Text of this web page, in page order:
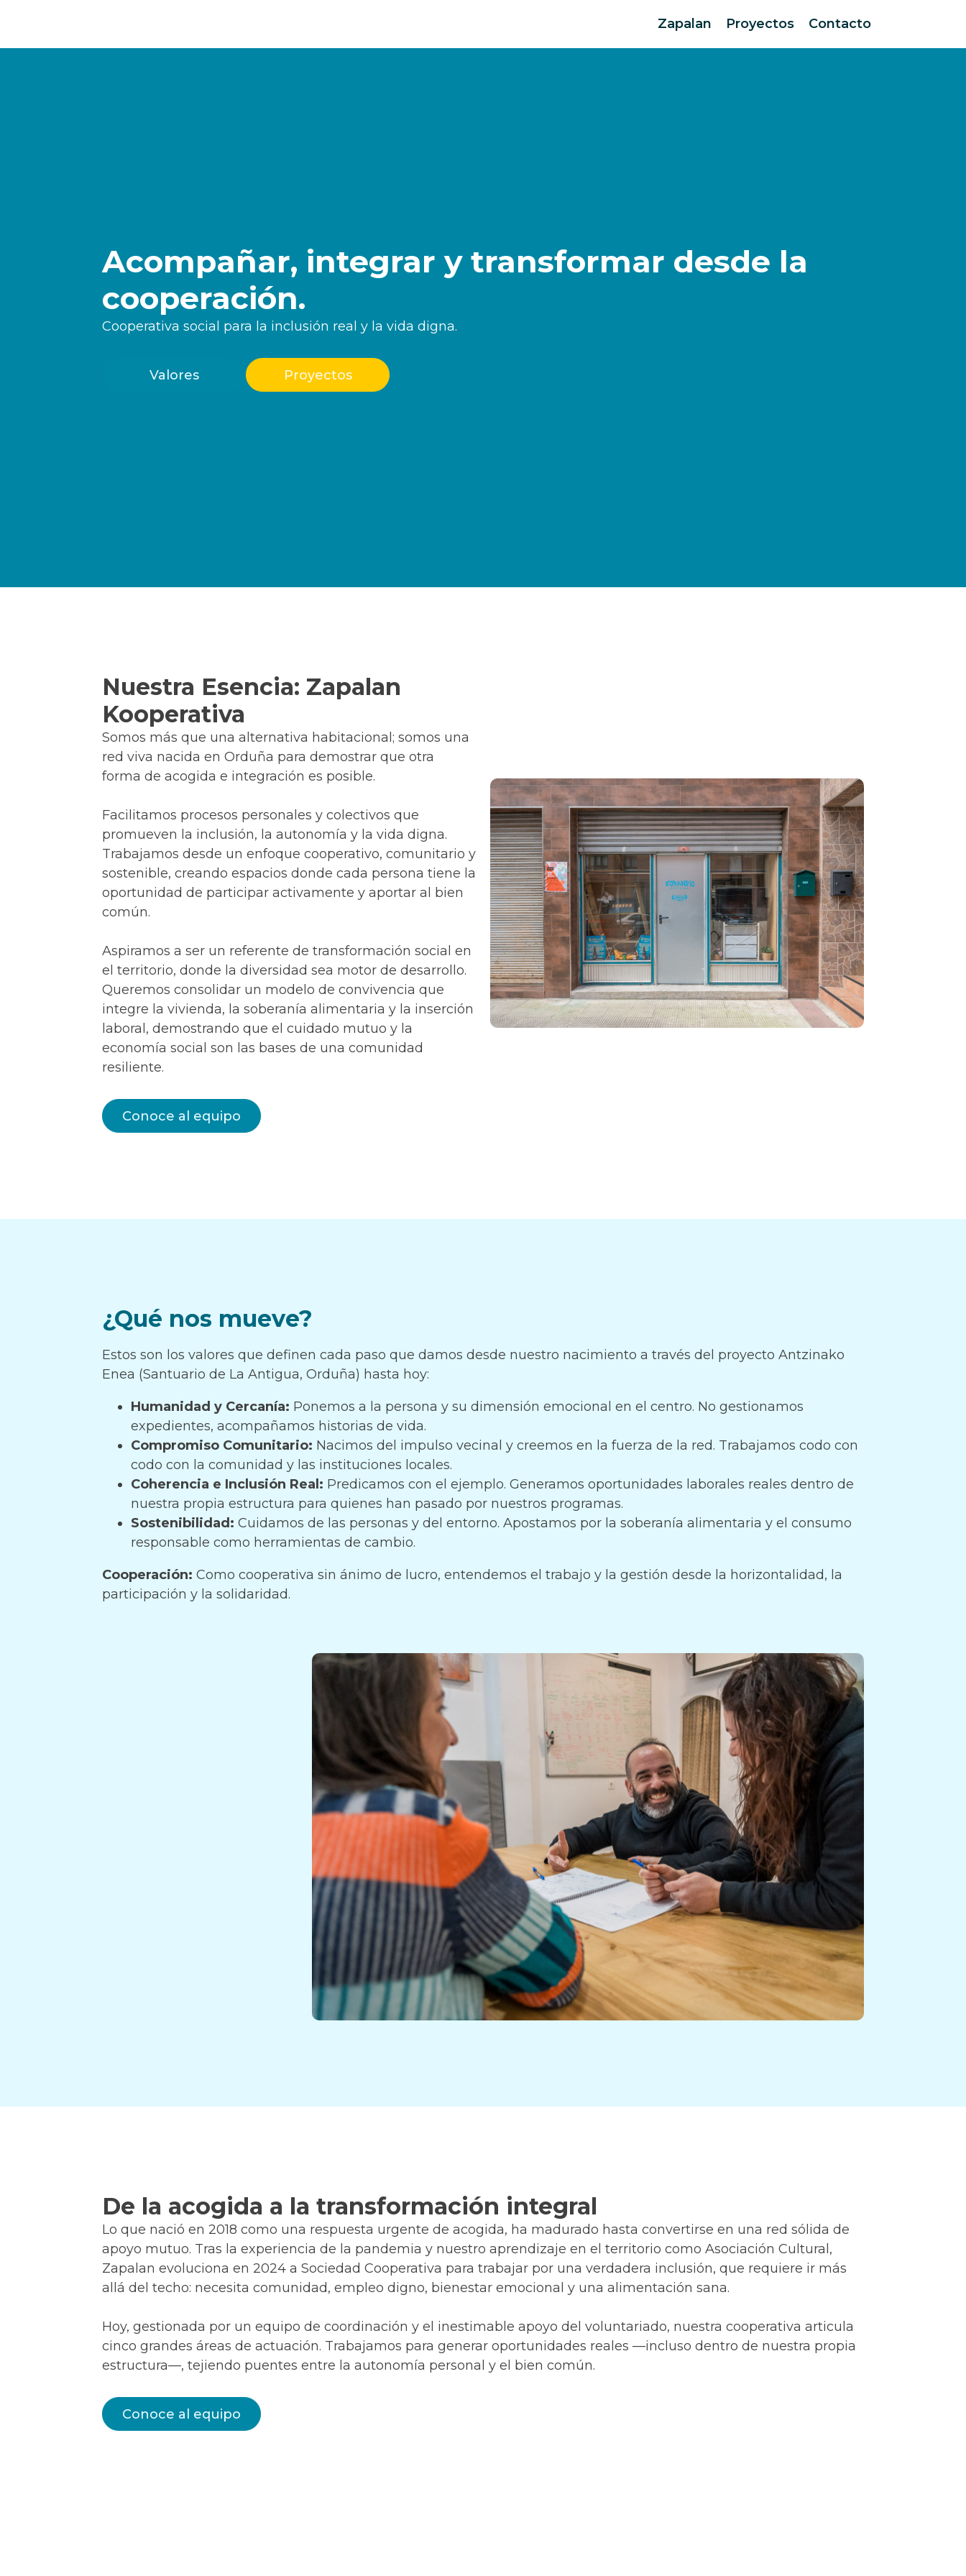
Zapalan Proyectos Contacto
Acompañar, integrar y transformar desde la
cooperación.
Cooperativa social para la inclusión real y la vida digna.
Valores Proyectos
Nuestra Esencia: Zapalan
Kooperativa
Somos más que una alternativa habitacional; somos una
red viva nacida en Orduña para demostrar que otra
forma de acogida e integración es posible.
Facilitamos procesos personales y colectivos que
promueven la inclusión, la autonomía y la vida digna.
Trabajamos desde un enfoque cooperativo, comunitario y
sostenible, creando espacios donde cada persona tiene la
oportunidad de participar activamente y aportar al bien
común.
Aspiramos a ser un referente de transformación social en
el territorio, donde la diversidad sea motor de desarrollo.
Queremos consolidar un modelo de convivencia que
integre la vivienda, la soberanía alimentaria y la inserción
laboral, demostrando que el cuidado mutuo y la
economía social son las bases de una comunidad
resiliente.
Conoce al equipo
¿Qué nos mueve?
Estos son los valores que definen cada paso que damos desde nuestro nacimiento a través del proyecto Antzinako
Enea (Santuario de La Antigua, Orduña) hasta hoy:
Humanidad y Cercanía: Ponemos a la persona y su dimensión emocional en el centro. No gestionamos
expedientes, acompañamos historias de vida.
Compromiso Comunitario: Nacimos del impulso vecinal y creemos en la fuerza de la red. Trabajamos codo con
codo con la comunidad y las instituciones locales.
Coherencia e Inclusión Real: Predicamos con el ejemplo. Generamos oportunidades laborales reales dentro de
nuestra propia estructura para quienes han pasado por nuestros programas.
Sostenibilidad: Cuidamos de las personas y del entorno. Apostamos por la soberanía alimentaria y el consumo
responsable como herramientas de cambio.
Cooperación: Como cooperativa sin ánimo de lucro, entendemos el trabajo y la gestión desde la horizontalidad, la
participación y la solidaridad.
De la acogida a la transformación integral
Lo que nació en 2018 como una respuesta urgente de acogida, ha madurado hasta convertirse en una red sólida de
apoyo mutuo. Tras la experiencia de la pandemia y nuestro aprendizaje en el territorio como Asociación Cultural,
Zapalan evoluciona en 2024 a Sociedad Cooperativa para trabajar por una verdadera inclusión, que requiere ir más
allá del techo: necesita comunidad, empleo digno, bienestar emocional y una alimentación sana.
Hoy, gestionada por un equipo de coordinación y el inestimable apoyo del voluntariado, nuestra cooperativa articula
cinco grandes áreas de actuación. Trabajamos para generar oportunidades reales —incluso dentro de nuestra propia
estructura—, tejiendo puentes entre la autonomía personal y el bien común.
Conoce al equipo